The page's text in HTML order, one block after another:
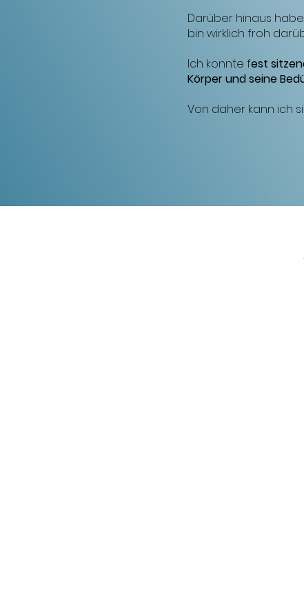
Darüber hinaus
bin wirklich froh
Ich konnte fest
Körper und seine
Von daher kann ich